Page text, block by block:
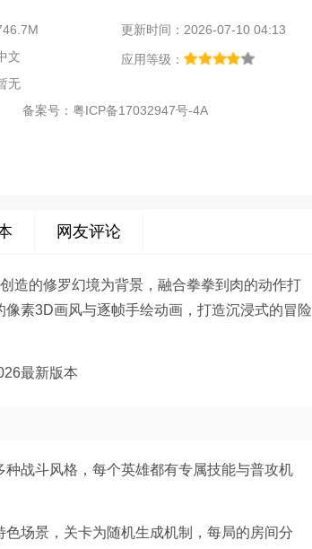
更新时间：2026-07-10 04:13
文
应用等级：
无
备案号： 粤ICP备17032947号-4A
网友评论
造的修罗幻境为背景，融合拳拳到肉的动作打
素3D画风与逐帧手绘动画，打造沉浸式的冒险
战斗风格，每个英雄都有专属技能与普攻机
场景，关卡为随机生成机制，每局的房间分